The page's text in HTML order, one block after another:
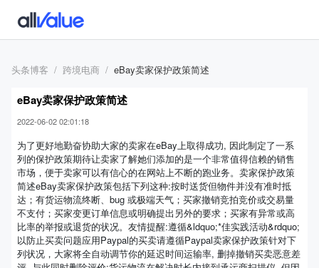
头条博客 跨境电商 eBay卖家保护政策简述
eBay卖家保护政策简述
2022-06-02 02:01:18
为了更好地勤奋协助大家的卖家在eBay上取得成功, 因此制定了一系
列的保护政策期待让卖家了解她们添加的是一个非常值得信赖的销售
市场，便于卖家可以有信心的在网站上不断的跑业务。卖家保护政策
简述eBay卖家保护政策包括下列这种:按时送货但物件并没有准时抵
达；有货运物流终断、bug 或极端天气；买家撤销竞拍竞价或交易量
不支付；买家变更订单信息或明确提出另外的要求；买家有异常或高
比率的举报或退货的状况。友情提醒:遵循&ldquo;*佳实践活动&rdquo;
以防止买卖问题应用Paypal的买卖请遵循Paypal卖家保护政策针对下
列状况，大家将全自动调节你的延迟时间运输率, 删掉撤销买卖恶意差